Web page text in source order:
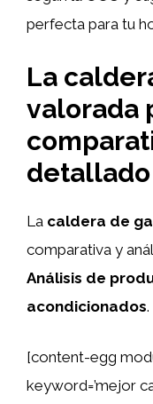
perfecta para tu
La
valorada
detallado
La caldera de
comparativa y
Análisis de
acondicionados.
[content-egg
keyword=’mejor